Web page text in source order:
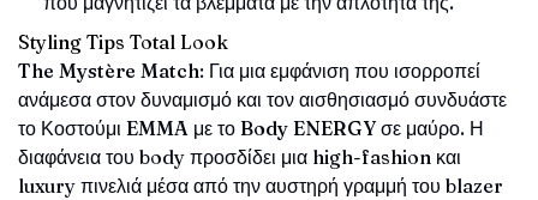
Styling Tips Total Look
The Mystère Match: Για μια εμφάνιση που ισορροπεί
ανάμεσα στον δυναμισμό και τον αισθησιασμό συνδυάστε
το Κοστούμι EMMA με το Body ENERGYσε μαύρο. Η
διαφάνεια του body προσδίδει μια high-fashion και
luxury πινελιά μέσα από την αυστηρή γραμμή του blazer